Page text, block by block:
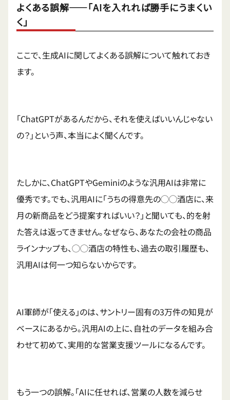
よくある誤解——「AIを入れれば勝手にうまくい
く」
ここで、生成AIに関してよくある誤解について触れておき
ます。
「ChatGPTがあるんだから、それを使えばいいんじゃない
の？」という声、本当によく聞くんです。
たしかに、ChatGPTやGeminiのような汎用AIは非常に
優秀です。でも、汎用AIに「うちの得意先の◯◯酒店に、来
月の新商品をどう提案すればいい？」と聞いても、的を射
た答えは返ってきません。なぜなら、あなたの会社の商品
ラインナップも、◯◯酒店の特性も、過去の取引履歴も、
汎用AIは何一つ知らないからです。
AI軍師が「使える」のは、サントリー固有の3万件の知見が
ベースにあるから。汎用AIの上に、自社のデータを組み合
わせて初めて、実用的な営業支援ツールになるんです。
もう一つの誤解。「AIに任せれば、営業の人数を減らせ